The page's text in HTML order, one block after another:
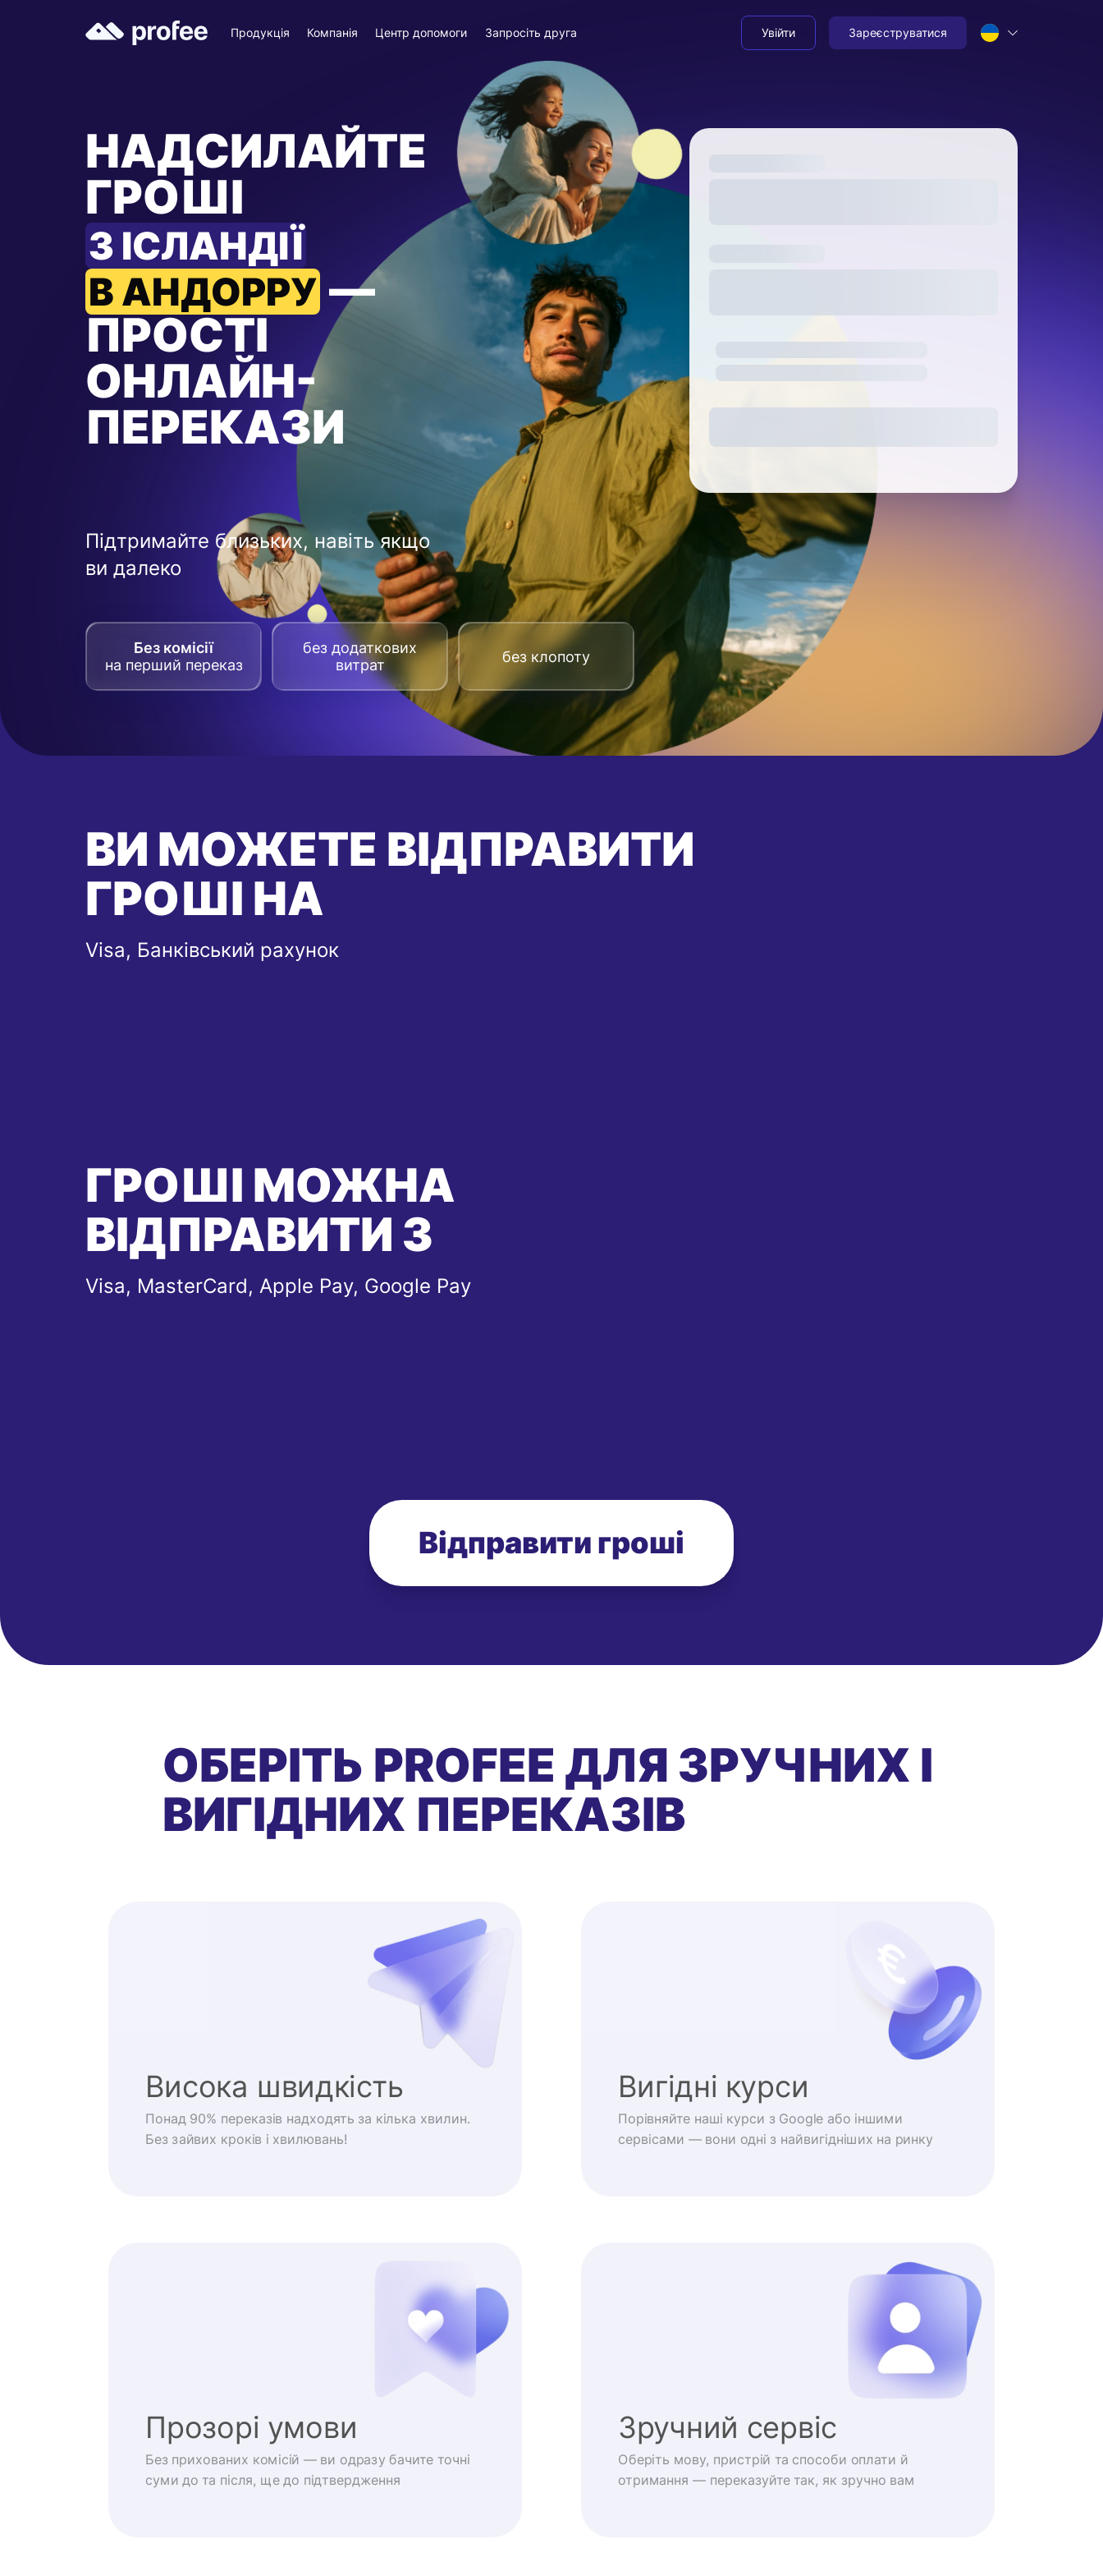
Продукція Компанія Центр допомоги Запросіть друга Увійти Зареєструватися
НАДСИЛАЙТЕ
ГРОШІ
З ІСЛАНДІЇ
В АНДОРРУ —
ПРОСТІ
ОНЛАЙН-
ПЕРЕКАЗИ
Підтримайте близьких, навіть якщо
ви далеко
Без комісії
на перший переказ
без додаткових
витрат
без клопоту
ВИ МОЖЕТЕ ВІДПРАВИТИ
ГРОШІ НА
Visa, Банківський рахунок
ГРОШІ МОЖНА
ВІДПРАВИТИ З
Visa, MasterCard, Apple Pay, Google Pay
Відправити гроші
ОБЕРІТЬ PROFEE ДЛЯ ЗРУЧНИХ І
ВИГІДНИХ ПЕРЕКАЗІВ
Висока швидкість
Понад 90% переказів надходять за кілька хвилин.
Без зайвих кроків і хвилювань!
Вигідні курси
Порівняйте наші курси з Google або іншими
сервісами — вони одні з найвигідніших на ринку
Прозорі умови
Без прихованих комісій — ви одразу бачите точні
суми до та після, ще до підтвердження
Зручний сервіс
Оберіть мову, пристрій та способи оплати й
отримання — переказуйте так, як зручно вам